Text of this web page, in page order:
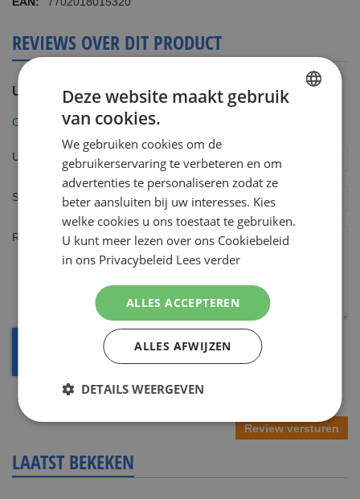
REVIEWS OVER DIT PRODUCT
U plaatst een review over:
Gillette Satin Care 75ml Scheergel Gevoelige Huid Aloe Vera
Uw naam
Samenvatting
Review
Review versturen
LAATST BEKEKEN
Deze website maakt gebruik
van cookies.
We gebruiken cookies om de
gebruikerservaring te verbeteren en om
advertenties te personaliseren zodat ze
beter aansluiten bij uw interesses. Kies
welke cookies u ons toestaat te gebruiken.
U kunt meer lezen over ons Cookiebeleid
in ons Privacybeleid Lees verder
ALLES ACCEPTEREN
ALLES AFWIJZEN
DETAILS WEERGEVEN